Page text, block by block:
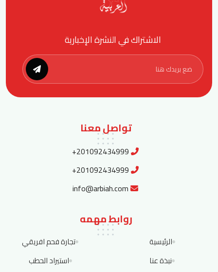
الاشتراك في النشرة الإخبارية
تواصل معنا
+201092434999
+201092434999
info@arbiah.com
روابط مهمه
الرئيسية
نبذة عنا
تجارة فحم افريقي
استيراد الحطب